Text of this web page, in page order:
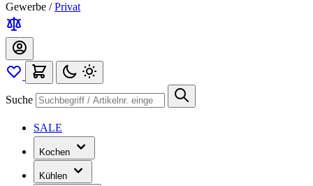
Gewerbe / Privat
Suche
SALE
Kochen
Kühlen